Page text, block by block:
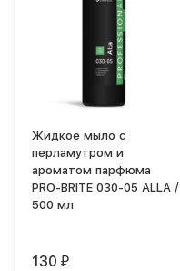
Жидкое мыло с
перламутром и
ароматом парфюма
PRO-BRITE 030-05 ALLA /
500 мл
130₽